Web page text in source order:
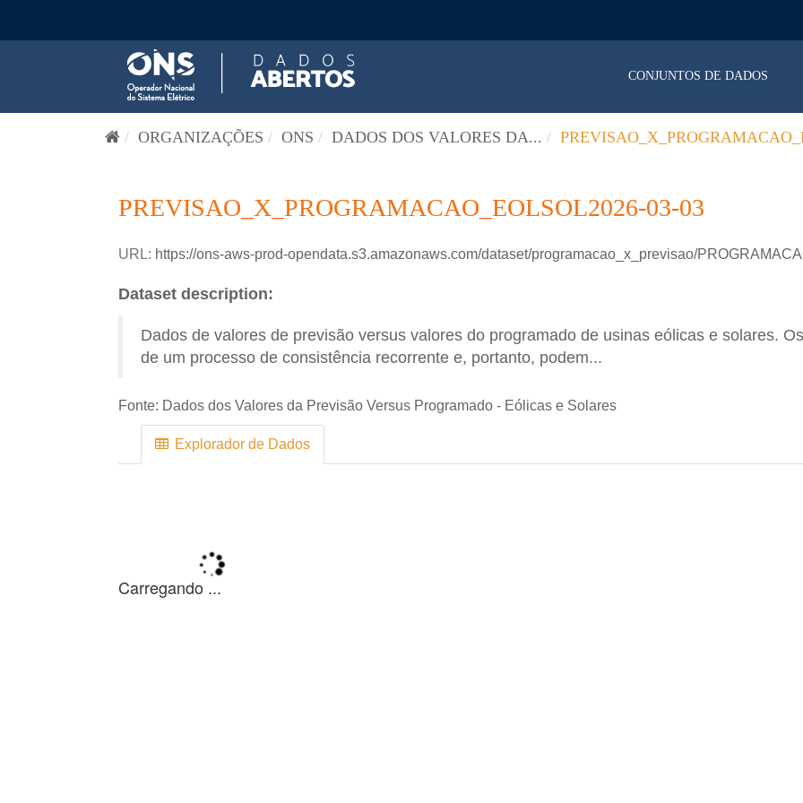
CONJUNTOS DE DADOS
ORGANIZAÇÕES ONS DADOS DOS VALORES DA...
PREVISAO_X_PROGRAMACAO_EOLSOL2026-03-03
URL: https://ons-aws-prod-opendata.s3.amazonaws.com/dataset/programacao_x_previsao/
Dataset description:
Dados de valores de previsão versus valores do programado de usinas eólicas e solares.
de um processo de consistência recorrente e, portanto, podem...
Fonte: Dados dos Valores da Previsão Versus Programado - Eólicas e Solares
Explorador de Dados